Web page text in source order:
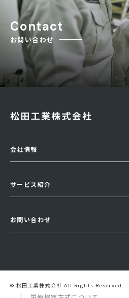
Contact
お問い合わせ
会社情報
サービス紹介
お問い合わせ
© 松田工業株式会社 All Rights Reserved